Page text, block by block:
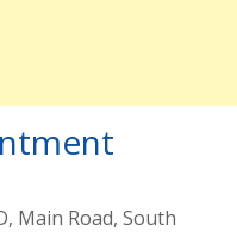
Main Road, South